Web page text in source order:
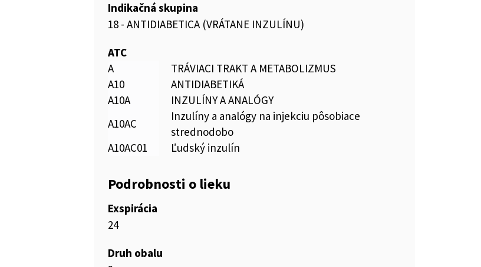
Indikačná skupina
18 - ANTIDIABETICA (VRÁTANE INZULÍNU)
ATC
A
TRÁVIACI TRAKT A METABOLIZMUS
A10
ANTIDIABETIKÁ
A10A
INZULÍNY A ANALÓGY
A10AC
Inzulíny a analógy na injekciu pôsobiace
strednodobo
A10AC01
Ľudský inzulín
Podrobnosti o lieku
Exspirácia
24
Druh obalu